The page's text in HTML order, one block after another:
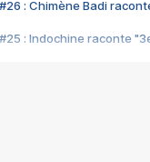
#26 : Chimène Badi
#25 : Indochine raconte